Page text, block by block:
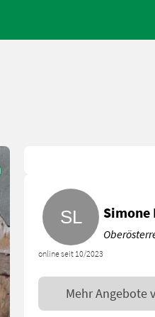
online seit 10/2023
Simone
Mehr Angebote